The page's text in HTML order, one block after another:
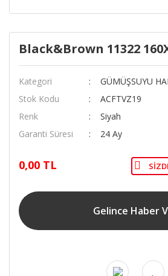
Black&Brown 11322
Kategori
GÜMÜŞSUYU
Stok Kodu
ACFTVZ19
Renk
Siyah
Garanti Süresi
24 Ay
0,00 TL
Gelince Haber